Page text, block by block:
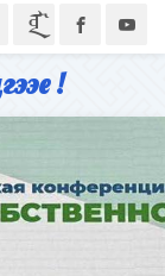
ᠮᠣᠨ
!